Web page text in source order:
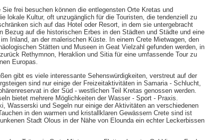
frei besuchen können die entlegensten Orte Kretas und
lokale Kultur, oft unzugänglich für die Touristen, die tendenziell zu
sich auf das Hotel oder Resort, in dem sie untergebracht
Bezug auf die historischen Erbes in den Städten und Städte und eine
Inland, an der malerischen Küste. In einem Crete Mietwagen, den
Stätten und Museen in Geat Vielzahl gefunden werden, in
Rethymnon, Heraklion und Sitia für eine umfassende Tour zu
Europas.
gibt es viele interessante Sehenswürdigkeiten, verstreut auf der
sind nur einige der Freizeitaktivitäten in Samaria - Schlucht,
in der Süd - westlichen Teil Kretas genossen werden.
bietet mehrere Möglichkeiten der Wasser - Sport - Praxis.
Wasserski und Segeln nur einige der Aktivitäten an verschiedenen
in den warmen und kristallklaren Gewässern Crete sind ist
Stadt Olous in der Nähe von Elounda ein echter Leckerbissen